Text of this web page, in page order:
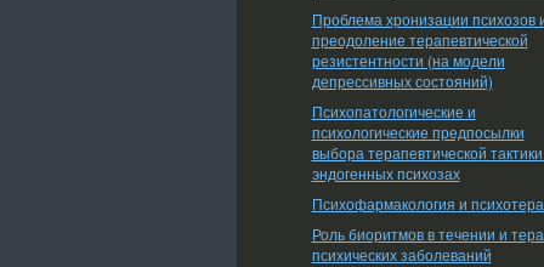
Проблема хронизации психозов
преодоление терапевтической
резистентности (на модели
депрессивных состояний)
Психопатологические и
психологические предпосылки
выбора терапевтической
эндогенных психозах
Психофармакология и
Роль биоритмов в течении и
психических заболеваний